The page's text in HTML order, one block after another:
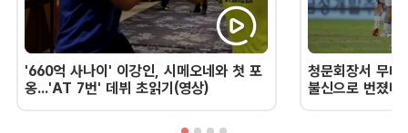
'660억 사나이' 이강인, 시메오네와 첫 포
옹...'AT 7번' 데뷔 초읽기(영상)
청문회장서 무너
불신으로 번졌